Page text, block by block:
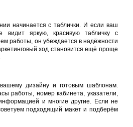
начинается с таблички. И если ваш
видит яркую, красивую табличку с
работы, он убеждается в надёжности
ход становится ещё проще
дизайну и готовым шаблонам.
работы, номер кабинета, указатели,
и многие другие. Если не
подходящий макет и подберём